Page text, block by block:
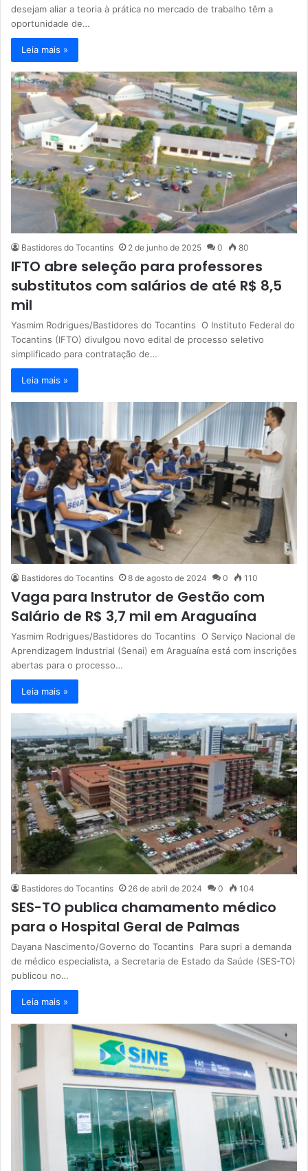
desejam aliar a teoria à prática no mercado de trabalho têm a
oportunidade de…
Leia mais »
Bastidores do Tocantins 2 de junho de 2025 0 80
IFTO abre seleção para professores
substitutos com salários de até R$ 8,5
mil
Yasmim Rodrigues/Bastidores do Tocantins O Instituto Federal do
Tocantins (IFTO) divulgou novo edital de processo seletivo
simplificado para contratação de…
Leia mais »
Bastidores do Tocantins 8 de agosto de 2024 0 110
Vaga para Instrutor de Gestão com
Salário de R$ 3,7 mil em Araguaína
Yasmim Rodrigues/Bastidores do Tocantins O Serviço Nacional de
Aprendizagem Industrial (Senai) em Araguaína está com inscrições
abertas para o processo…
Leia mais »
Bastidores do Tocantins 26 de abril de 2024 0 104
SES-TO publica chamamento médico
para o Hospital Geral de Palmas
Dayana Nascimento/Governo do Tocantins Para supri a demanda
de médico especialista, a Secretaria de Estado da Saúde (SES-TO)
publicou no…
Leia mais »